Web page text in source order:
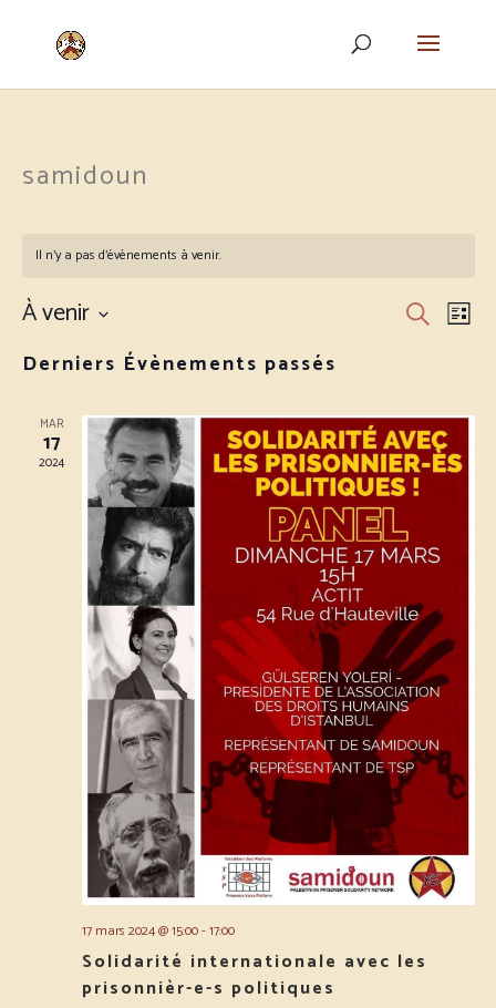
samidoun
Il n’y a pas d’évènements à venir.
vues
Recherche
de
Liste
À venir
une
Derniers Évènements passés
MAR
17
2024
17 mars 2024 @ 15:00-17:00
Solidarité internationale avec les
prisonnièr-e-s politiques